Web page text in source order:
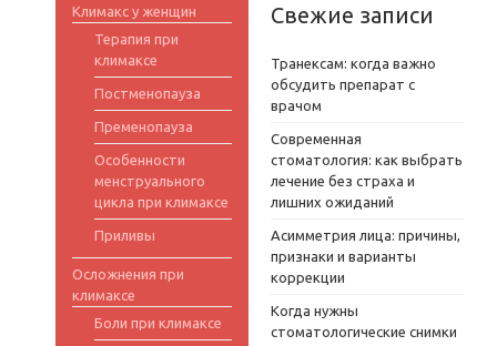
Климакс у женщин
Терапия при
климаксе
Постменопауза
Пременопауза
Особенности
менструального
цикла при климаксе
Приливы
Осложнения при
климаксе
Боли при климаксе
Свежие записи
Транексам: когда важно
обсудить препарат с
врачом
Современная
стоматология: как выбрать
лечение без страха и
лишних ожиданий
Асимметрия лица: причины,
признаки и варианты
коррекции
Когда нужны
стоматологические снимки